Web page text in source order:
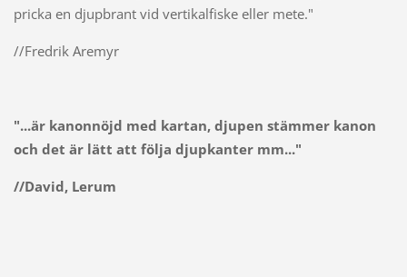
pricka en djupbrant vid vertikalfiske eller mete."
//Fredrik Aremyr
"...är kanonnöjd med kartan, djupen stämmer kanon
och det är lätt att följa djupkanter mm..."
//David, Lerum